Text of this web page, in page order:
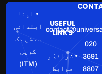
020
3691
8807
USEFUL
LINKS
• شرائط و
ضوابط
• اپنا
ابتدائی
سیشن بک
کریں
(ITM)